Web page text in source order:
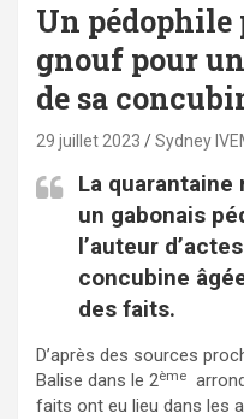
Un pédophile
gnouf pour
de sa
29 juillet 2023 Sydney
La quarantaine
un gabonais
l’auteur
concubine
des faits.
D’après des sources
Balise dans le 2ème
faits ont eu lieu dans les